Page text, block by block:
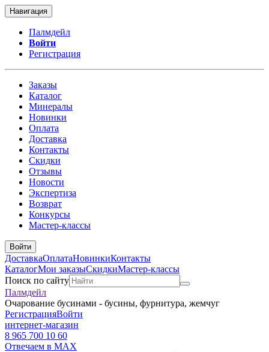
Навигация
Палмдейл
Войти
Регистрация
Заказы
Каталог
Минералы
Новинки
Оплата
Доставка
Контакты
Скидки
Отзывы
Новости
Экспертиза
Возврат
Конкурсы
Мастер-классы
Войти
ДоставкаОплатаНовинкиКонтакты
КаталогМои заказыСкидкиМастер-классы
Поиск по сайту
Палмдейл
Очарование бусинами - бусины, фурнитура, жемчуг
РегистрацияВойти
интернет-магазин
8 965 700 10 60
Отвечаем в MAX